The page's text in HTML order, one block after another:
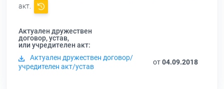
акт.
Актуален дружествен
договор, устав,
или учредителен акт:
Актуален дружествен договор/
учредителен акт/устав
от04.09.2018